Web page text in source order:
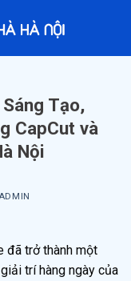
Tạo,
CapCut và
Nội
ADMIN
đã trở thành một
trí hàng ngày của